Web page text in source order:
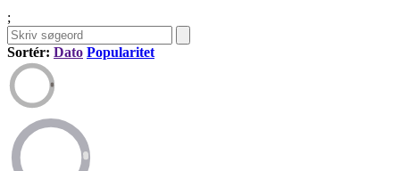
;
Sortér: Dato Popularitet